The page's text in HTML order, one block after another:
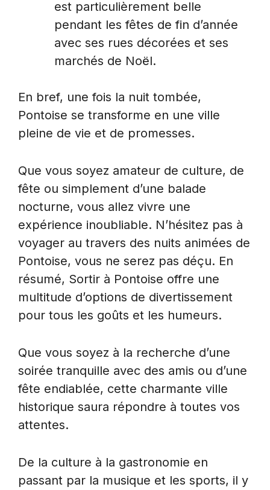
est particulièrement belle
pendant les fêtes de fin d’année
avec ses rues décorées et ses
marchés de Noël.
En bref, une fois la nuit tombée,
Pontoise se transforme en une ville
pleine de vie et de promesses.
Que vous soyez amateur de culture, de
fête ou simplement d’une balade
nocturne, vous allez vivre une
expérience inoubliable. N’hésitez pas à
voyager au travers des nuits animées de
Pontoise, vous ne serez pas déçu. En
résumé, Sortir à Pontoise offre une
multitude d’options de divertissement
pour tous les goûts et les humeurs.
Que vous soyez à la recherche d’une
soirée tranquille avec des amis ou d’une
fête endiablée, cette charmante ville
historique saura répondre à toutes vos
attentes.
De la culture à la gastronomie en
passant par la musique et les sports, il y